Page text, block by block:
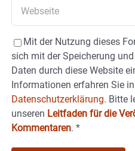
Mit der Nutzung dieses
sich mit der Speicherung
Daten durch diese Website
Informationen erfahren Sie
Datenschutzerklärung. Bitte
unseren Leitfaden für die
Kommentaren. *